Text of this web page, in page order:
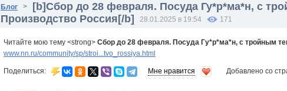
Блог >
[b]Сбор до 28 февраля. Посуда Гу*р*ма*н, с
Производство Россия[/b]
28.01.2025 в 19:54 171
Читайте мою тему <strong> Сбор до 28 февраля. Посуда Гу*р*ма*н, с тройным
www.nn.ru/community/sp/stroi...tvo_rossiya.html
Поделиться: Мне нравится Добавлено со